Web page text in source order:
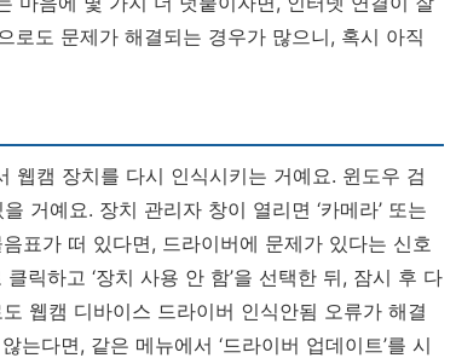
로도 문제가 해결되는 경우가 많으니, 혹시 아직
웹캠 장치를 다시 인식시키는 거예요. 윈도우 검
거예요. 장치 관리자 창이 열리면 ‘카메라’ 또는
표가 떠 있다면, 드라이버에 문제가 있다는 신호
릭하고 ‘장치 사용 안 함’을 선택한 뒤, 잠시 후 다
웹캠 디바이스 드라이버 인식안됨 오류가 해결
는다면, 같은 메뉴에서 ‘드라이버 업데이트’를 시